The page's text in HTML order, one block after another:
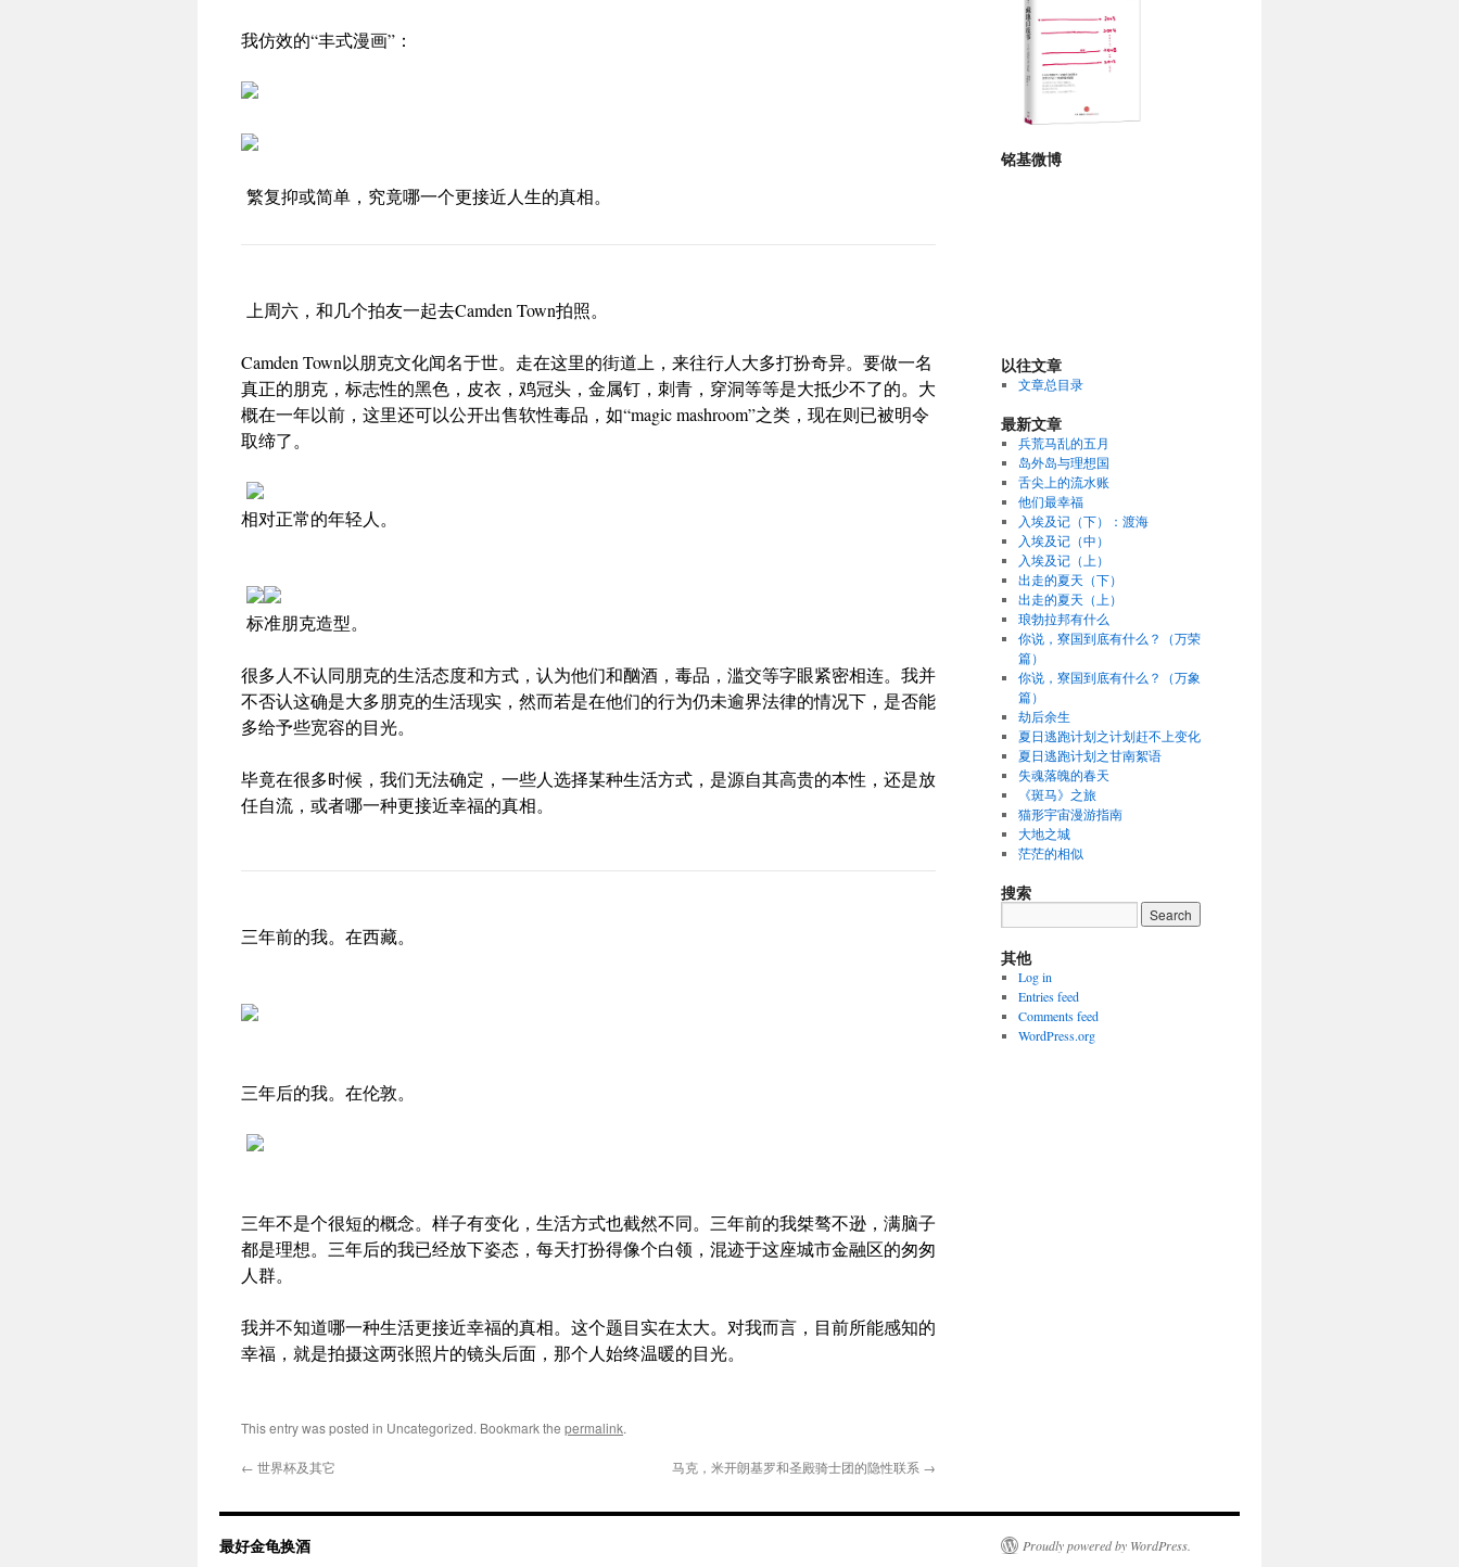
我仿效的“丰式漫画”：
繁复抑或简单，究竟哪一个更接近人生的真相。
上周六，和几个拍友一起去Camden Town拍照。
Camden Town以朋克文化闻名于世。走在这里的街道上，来往行人大多打扮奇异。要做一名
真正的朋克，标志性的黑色，皮衣，鸡冠头，金属钉，刺青，穿洞等等是大抵少不了的。大
概在一年以前，这里还可以公开出售软性毒品，如“magic mashroom”之类，现在则已被明令
取缔了。
相对正常的年轻人。
标准朋克造型。
很多人不认同朋克的生活态度和方式，认为他们和酗酒，毒品，滥交等字眼紧密相连。我并
不否认这确是大多朋克的生活现实，然而若是在他们的行为仍未逾界法律的情况下，是否能
多给予些宽容的目光。
毕竟在很多时候，我们无法确定，一些人选择某种生活方式，是源自其高贵的本性，还是放
任自流，或者哪一种更接近幸福的真相。
三年前的我。在西藏。
三年后的我。在伦敦。
三年不是个很短的概念。样子有变化，生活方式也截然不同。三年前的我桀骜不逊，满脑子
都是理想。三年后的我已经放下姿态，每天打扮得像个白领，混迹于这座城市金融区的匆匆
人群。
我并不知道哪一种生活更接近幸福的真相。这个题目实在太大。对我而言，目前所能感知的
幸福，就是拍摄这两张照片的镜头后面，那个人始终温暖的目光。
This entry was posted in Uncategorized. Bookmark the permalink.
← 世界杯及其它 马克，米开朗基罗和圣殿骑士团的隐性联系 →
铭基微博
以往文章
文章总目录
最新文章
兵荒马乱的五月
岛外岛与理想国
舌尖上的流水账
他们最幸福
入埃及记（下）：渡海
入埃及记（中）
入埃及记（上）
出走的夏天（下）
出走的夏天（上）
琅勃拉邦有什么
你说，寮国到底有什么？（万荣
篇）
你说，寮国到底有什么？（万象
篇）
劫后余生
夏日逃跑计划之计划赶不上变化
夏日逃跑计划之甘南絮语
失魂落魄的春天
《斑马》之旅
猫形宇宙漫游指南
大地之城
茫茫的相似
搜索
其他
Log in
Entries feed
Comments feed
WordPress.org
最好金龟换酒 Proudly powered by WordPress.